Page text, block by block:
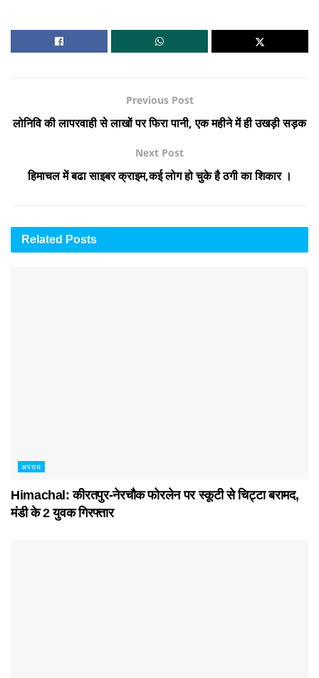
Previous Post
लोनिवि की लापरवाही से लाखों पर फिरा पानी, एक महीने में ही उखड़ी सड़क
Next Post
हिमाचल में बढा साइबर क्राइम,कई लोग हो चुके है ठगी का शिकार ।
Related Posts
अपराध
Himachal: कीरतपुर-नेरचौक फोरलेन पर स्कूटी से चिट्टा बरामद,
मंडी के 2 युवक गिरफ्तार